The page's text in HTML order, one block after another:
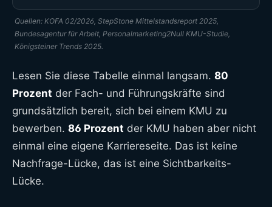
Quellen: KOFA 02/2026, StepStone Mittelstandsreport 2025,
Bundesagentur für Arbeit, Personalmarketing2Null KMU-Studie,
Königsteiner Trends 2025.
Lesen Sie diese Tabelle einmal langsam. 80
Prozent der Fach- und Führungskräfte sind
grundsätzlich bereit, sich bei einem KMU zu
bewerben. 86 Prozent der KMU haben aber nicht
einmal eine eigene Karriereseite. Das ist keine
Nachfrage-Lücke, das ist eine Sichtbarkeits-
Lücke.